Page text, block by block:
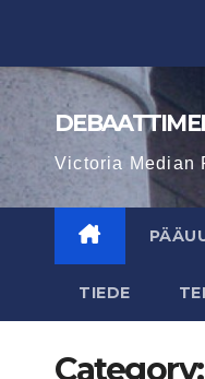
content
Victoria Median
TIEDE
Category: